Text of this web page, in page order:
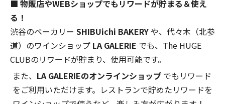
■ 物販店やWEBショップでもリワードが貯まる＆使え
る！
渋谷のベーカリー SHIBUichi BAKERYや、 代々木（北参
道）のワインショップ LA GALERIE でも、The HUGE
CLUBのリワードが貯まり、使用可能です。
また、 LA GALERIEのオンラインショップ でもリワード
をご利用いただけます。レストランで貯めたリワードを